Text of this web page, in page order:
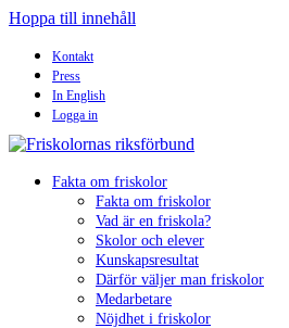
Hoppa till innehåll
Kontakt
Press
In English
Logga in
Fakta om friskolor
Fakta om friskolor
Vad är en friskola?
Skolor och elever
Kunskapsresultat
Därför väljer man friskolor
Medarbetare
Nöjdhet i friskolor